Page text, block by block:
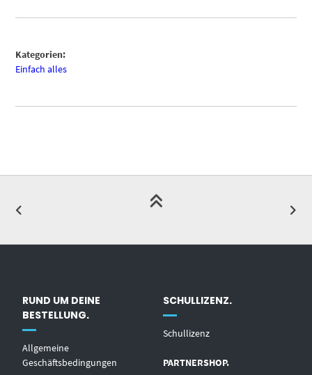
Kategorien:
Einfach alles
RUND UM DEINE
BESTELLUNG.
Allgemeine
Geschäftsbedingungen
SCHULLIZENZ.
Schullizenz
PARTNERSHOP.